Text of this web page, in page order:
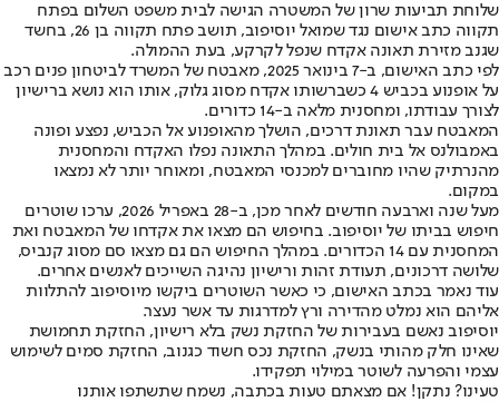
שלוחת תביעות שרון של המשטרה הגישה לבית משפט השלום בפתח
תקווה כתב אישום נגד שמואל יוסיפוב, תושב פתח תקווה בן 26, בחשד
שגנב מזירת תאונה אקדח שנפל לקרקע, בעת ההמולה.
לפי כתב האישום, ב-7 בינואר 2025, מאבטח של המשרד לביטחון פנים רכב
על אופנוע בכביש 4 כשברשותו אקדח מסוג גלוק, אותו הוא נושא ברישיון
לצורך עבודתו, ומחסנית מלאה ב-14 כדורים.
המאבטח עבר תאונת דרכים, הושלך מהאופנוע אל הכביש, נפצע ופונה
באמבולנס אל בית חולים. במהלך התאונה נפלו האקדח והמחסנית
מהנרתיק שהיו מחוברים למכנסי המאבטח, ומאוחר יותר לא נמצאו
במקום.
מעל שנה וארבעה חודשים לאחר מכן, ב-28 באפריל 2026, ערכו שוטרים
חיפוש בביתו של יוסיפוב. בחיפוש הם מצאו את אקדחו של המאבטח ואת
המחסנית עם 14 הכדורים. במהלך החיפוש הם גם מצאו סם מסוג קנביס,
שלושה דרכונים, תעודת זהות ורישיון נהיגה השייכים לאנשים אחרים.
עוד נאמר בכתב האישום, כי כאשר השוטרים ביקשו מיוסיפוב להתלוות
אליהם הוא נמלט מהדירה ורץ למדרגות עד אשר נעצר.
יוסיפוב נאשם בעבירות של החזקת נשק בלא רישיון, החזקת תחמושת
שאינו חלק מהותי בנשק, החזקת נכס חשוד כגנוב, החזקת סמים לשימוש
עצמי והפרעה לשוטר במילוי תפקידו.
טעינו? נתקן! אם מצאתם טעות בכתבה, נשמח שתשתפו אותנו